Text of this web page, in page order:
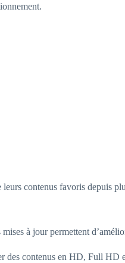
contenus favoris depuis
à jour permettent
contenus en HD, Full HD